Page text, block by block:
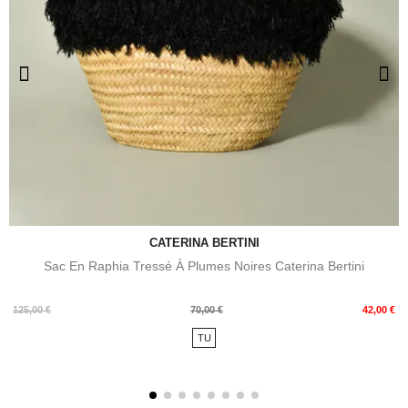
CATERINA BERTINI
Sac En Raphia Tressé À Plumes Noires Caterina Bertini
125,00 €
Prix
70,00 € 42,00 €
Prix
TU